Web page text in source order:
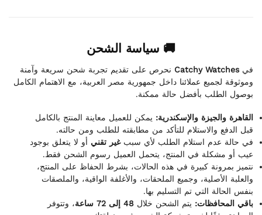
🚚 سياسة الشحن
فيCatchy Watches نحرص على تقديم تجربة شحن سريعة وآمنة
وموثوقة لجميع عملائنا داخل جمهورية مصر العربية، مع الاهتمام الكامل
بوصول الطلب بأفضل حالة ممكنة.
القاهرة والجيزة والإسكندرية: يمكن للعميل معاينة المنتج بالكامل
قبل الدفع والاستلام للتأكد من مطابقته للطلب ومن حالته.
في حالة عدم استلام الطلب لأي سببغير تقني أو لا يتعلق بوجود
عيب أو مشكلة في المنتج، يتحمل العميل رسوم الشحن فقط.
نتميز بمرونة كبيرة في هذه الحالات، بشرط الحفاظ على المنتج،
والعلبة الأصلية، وجميع الملحقات، والأغلفة الواقية، والملصقات
بنفس الحالة التي تم التسليم بها.
باقي المحافظات: يتم الشحن خلال 48 إلى 72 ساعة
، وتتوفر